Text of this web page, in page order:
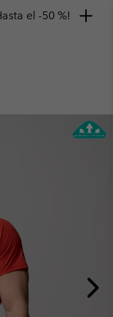
el -50 %!